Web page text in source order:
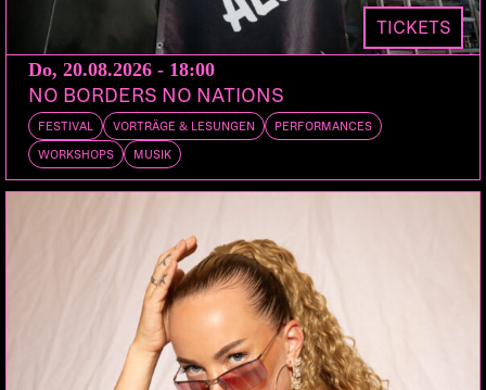
21:00
PETZI.CH
21:00 Doors
22:00 Nik*
23:00 ETO
Säg scho, machschduds? Und wenn nicht mit
scharfe Lines und triefende Beats verpacken. ETO
machts vor, lädt ein, ja alles Einsteigen bitte, dort
oben auf der grellen Neontafel steht doch, wohin
es geht, raus aus dem Patriarchat. SIBCITY, nach
SIBCITY! Deine Lieblings Tinfa*Rapcrew steuert mit
TICKETS
Do, 20.08.2026 - 18:00
NO BORDERS NO NATIONS
FESTIVAL VORTRÄGE & LESUNGEN PERFORMANCES
WORKSHOPS MUSIK